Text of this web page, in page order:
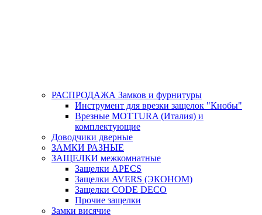
РАСПРОДАЖА Замков и фурнитуры
Инструмент для врезки защелок "Кнобы"
Врезные MOTTURA (Италия) и
комплектующие
Доводчики дверные
ЗАМКИ РАЗНЫЕ
ЗАЩЕЛКИ межкомнатные
Защелки APECS
Защелки AVERS (ЭКОНОМ)
Защелки CODE DECO
Прочие защелки
Замки висячие